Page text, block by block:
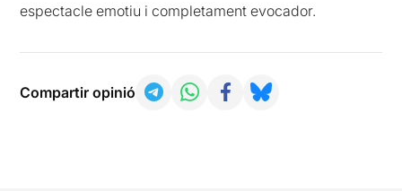
espectacle emotiu i completament evocador.
Compartir opinió